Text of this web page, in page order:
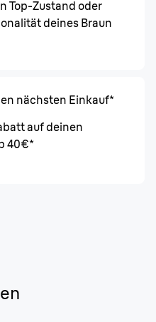
Top-Zustand oder
deines Braun
nächsten Einkauf*
auf deinen
40€*